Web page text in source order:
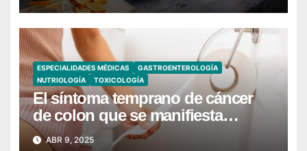
ESPECIALIDADES MÉDICAS
GASTROENTEROLOGÍA
NUTRIOLOGÍA
TOXICOLOGÍA
El síntoma temprano de cáncer
de colon que se manifiesta
cuando vas al baño
ABR 9, 2025